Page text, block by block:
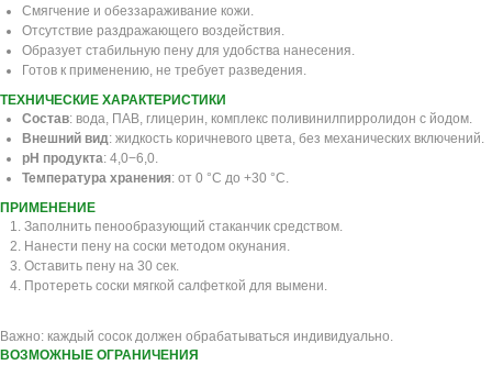
Смягчение и обеззараживание кожи.
Отсутствие раздражающего воздействия.
Образует стабильную пену для удобства нанесения.
Готов к применению, не требует разведения.
ТЕХНИЧЕСКИЕ ХАРАКТЕРИСТИКИ
Состав: вода, ПАВ, глицерин, комплекс поливинилпирролидон с йодом.
Внешний вид: жидкость коричневого цвета, без механических включений.
рН продукта: 4,0−6,0.
Температура хранения: от 0 °C до +30 °С.
ПРИМЕНЕНИЕ
Заполнить пенообразующий стаканчик средством.
Нанести пену на соски методом окунания.
Оставить пену на 30 сек.
Протереть соски мягкой салфеткой для вымени.
Важно: каждый сосок должен обрабатываться индивидуально.
ВОЗМОЖНЫЕ ОГРАНИЧЕНИЯ